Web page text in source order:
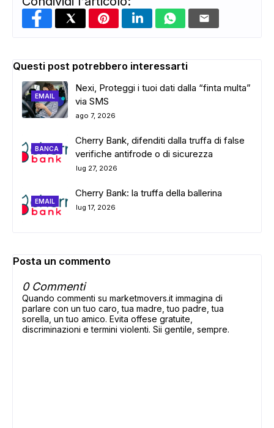
ADS
Questi post potrebbero interessarti
EMAIL
Nexi, Proteggi i tuoi dati dalla “finta multa”
via SMS
ago 7, 2026
BANCA
Cherry Bank, difenditi dalla truffa di false
verifiche antifrode o di sicurezza
lug 27, 2026
EMAIL
Cherry Bank: la truffa della ballerina
lug 17, 2026
Posta un commento
0 Commenti
Quando commenti su marketmovers.it immagina di
parlare con un tuo caro, tua madre, tuo padre, tua
sorella, un tuo amico. Evita offese gratuite,
discriminazioni e termini violenti. Sii gentile, sempre.